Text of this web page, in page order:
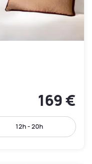
169 €
12h - 20h